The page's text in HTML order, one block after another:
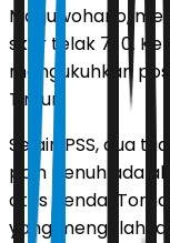
Maguwoharjo,
skor telak 7-0.
mengukuhkan
Timur.
Selain PSS, dua
poin penuh
atas Kendal
yang